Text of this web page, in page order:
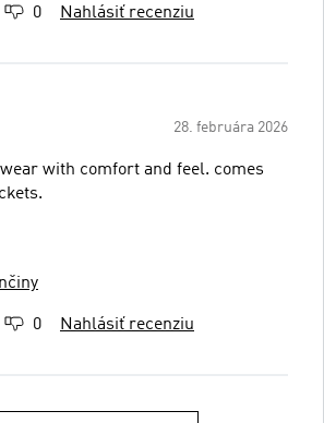
0 Nahlásiť recenziu
28. februára 2026
with comfort and feel. comes
0 Nahlásiť recenziu